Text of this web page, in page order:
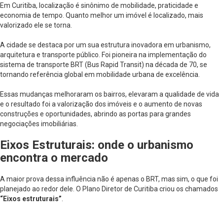
Em Curitiba, localização é sinônimo de mobilidade, praticidade e
economia de tempo. Quanto melhor um imóvel é localizado, mais
valorizado ele se torna.
A cidade se destaca por um sua estrutura inovadora em urbanismo,
arquitetura e transporte público. Foi pioneira na implementação do
sistema de transporte BRT (Bus Rapid Transit) na década de 70, se
tornando referência global em mobilidade urbana de excelência.
Essas mudanças melhoraram os bairros, elevaram a qualidade de vida
e o resultado foi a valorização dos imóveis e o aumento de novas
construções e oportunidades, abrindo as portas para grandes
negociações imobiliárias.
Eixos Estruturais: onde o urbanismo
encontra o mercado
A maior prova dessa influência não é apenas o BRT, mas sim, o que foi
planejado ao redor dele. O Plano Diretor de Curitiba criou os chamados
“Eixos estruturais”